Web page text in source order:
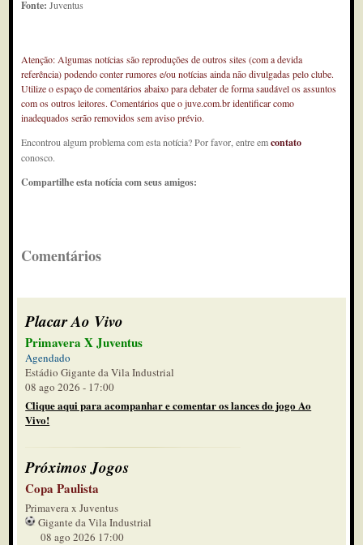
Fonte:Juventus
Atenção: Algumas notícias são reproduções de outros sites (com a devida
referência) podendo conter rumores e/ou notícias ainda não divulgadas pelo clube.
Utilize o espaço de comentários abaixo para debater de forma saudável os assuntos
com os outros leitores. Comentários que o juve.com.br identificar como
inadequados serão removidos sem aviso prévio.
Encontrou algum problema com esta notícia? Por favor, entre emcontato
conosco.
Compartilhe esta notícia com seus amigos:
Comentários
Placar Ao Vivo
Primavera X Juventus
Agendado
Estádio Gigante da Vila Industrial
08 ago 2026 - 17:00
Clique aqui para acompanhar e comentar os lances do jogo Ao
Vivo!
Próximos Jogos
Copa Paulista
Primavera x Juventus
Gigante da Vila Industrial
08 ago 2026 17:00